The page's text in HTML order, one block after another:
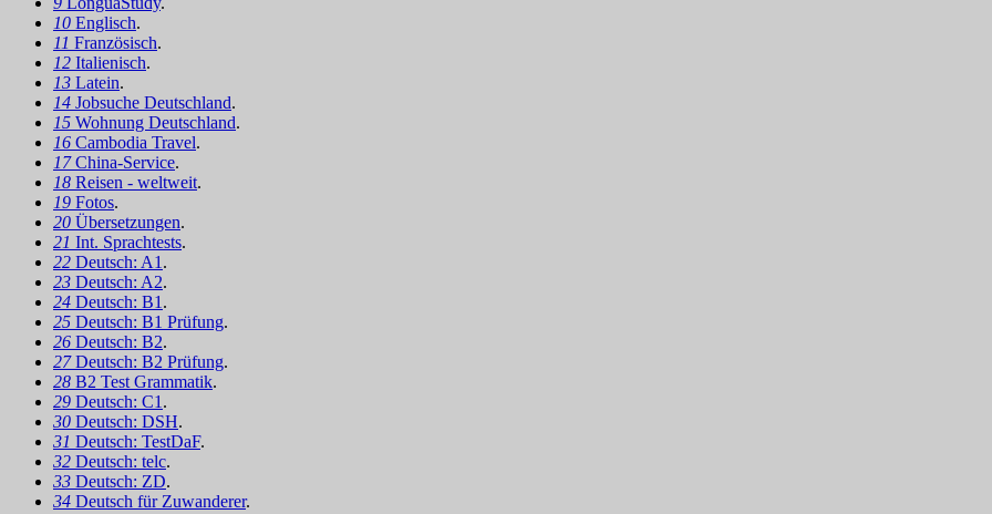
10 Englisch.
11 Französisch.
12 Italienisch.
13 Latein.
14 Jobsuche Deutschland.
15 Wohnung Deutschland.
16 Cambodia Travel.
17China-Service.
18 Reisen - weltweit.
19 Fotos.
20 Übersetzungen.
21 Int. Sprachtests.
22 Deutsch: A1 .
23 Deutsch: A2.
24 Deutsch: B1 .
25 Deutsch: B1 Prüfung.
26 Deutsch: B2.
27Deutsch: B2 Prüfung.
28 B2 Test Grammatik.
29 Deutsch: C1 .
30 Deutsch: DSH.
31 Deutsch: TestDaF.
32 Deutsch: telc.
33 Deutsch: ZD.
34 Deutsch für Zuwanderer.